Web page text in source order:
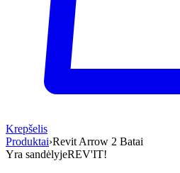
Krepšelis
Produktai›Revit Arrow 2 Batai
Yra sandėlyjeREV'IT!